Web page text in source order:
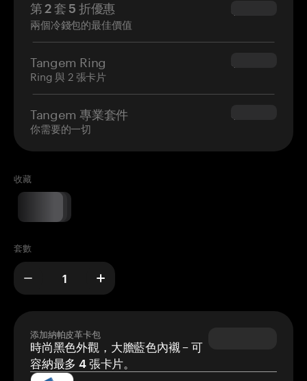
第 2 套 5 折優惠
兩個冷錢包的最佳價值
$34.95
Tangem Ring
Ring 與 2 張卡片
$160.00
Tangem 專業套件
你需要的一切
$180.00
收藏
套數
添加納帕皮革卡包
時尚黑色外觀，大膽藍色內襯 – 可
容納最多 4 張卡片。